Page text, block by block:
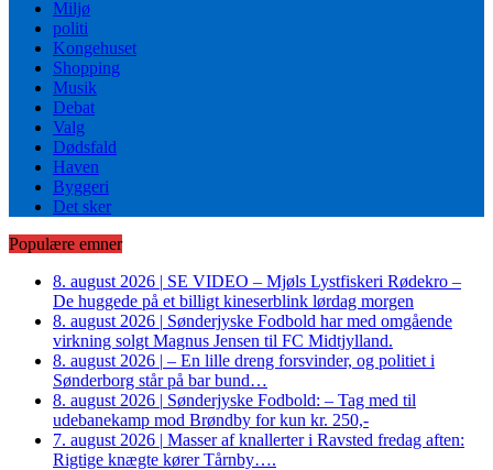
Miljø
politi
Kongehuset
Shopping
Musik
Debat
Valg
Dødsfald
Haven
Byggeri
Det sker
Populære emner
8. august 2026 | SE VIDEO – Mjøls Lystfiskeri Rødekro –
De huggede på et billigt kineserblink lørdag morgen
8. august 2026 | Sønderjyske Fodbold har med omgående
virkning solgt Magnus Jensen til FC Midtjylland.
8. august 2026 | – En lille dreng forsvinder, og politiet i
Sønderborg står på bar bund…
8. august 2026 | Sønderjyske Fodbold: – Tag med til
udebanekamp mod Brøndby for kun kr. 250,-
7. august 2026 | Masser af knallerter i Ravsted fredag aften:
Rigtige knægte kører Tårnby….